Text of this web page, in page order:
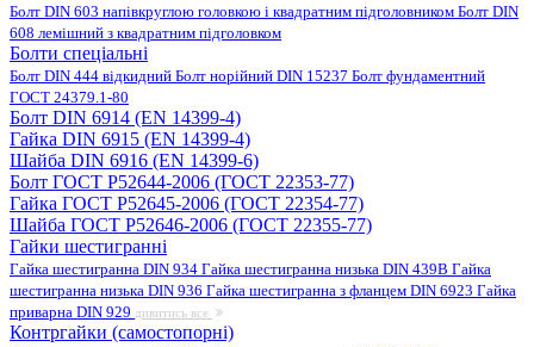
Болт DIN 603 напівкруглою головкою і квадратним підголовником Болт DIN
608 лемішний з квадратним підголовком
Болти спеціальні
Болт DIN 444 відкидний Болт норійний DIN 15237 Болт фундаментний
ГОСТ 24379.1-80
Болт DIN 6914 (EN 14399-4)
Гайка DIN 6915 (EN 14399-4)
Шайба DIN 6916 (EN 14399-6)
Болт ГОСТ Р52644-2006 (ГОСТ 22353-77)
Гайка ГОСТ Р52645-2006 (ГОСТ 22354-77)
Шайба ГОСТ Р52646-2006 (ГОСТ 22355-77)
Гайки шестигранні
Гайка шестигранна DIN 934 Гайка шестигранна низька DIN 439B Гайка
шестигранна низька DIN 936 Гайка шестигранна з фланцем DIN 6923 Гайка
приварна DIN 929 дивитись все
Контргайки (самостопорні)